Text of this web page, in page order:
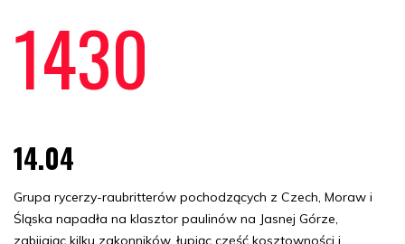
1430
14.04
Grupa rycerzy-raubritterów pochodzących z Czech, Moraw i
Śląska napadła na klasztor paulinów na Jasnej Górze,
zabijając kilku zakonników, łupiąc część kosztowności i